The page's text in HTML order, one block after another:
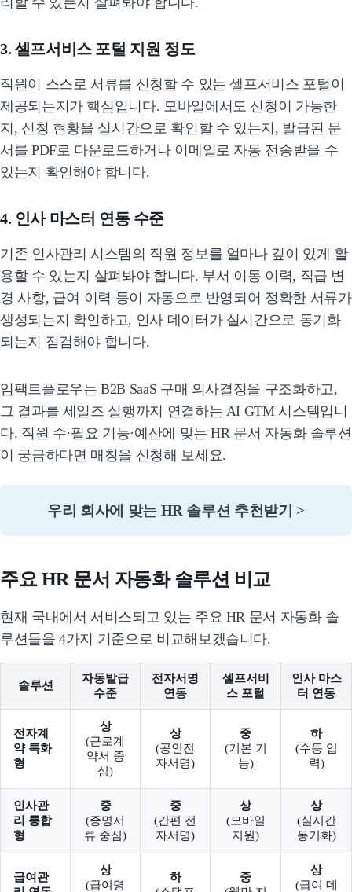
3. 셀프서비스 포털 지원 정도
직원이 스스로 서류를 신청할 수 있는 셀프서비스 포털이
제공되는지가 핵심입니다. 모바일에서도 신청이 가능한
지, 신청 현황을 실시간으로 확인할 수 있는지, 발급된 문
서를 PDF로 다운로드하거나 이메일로 자동 전송받을 수
있는지 확인해야 합니다.
4. 인사 마스터 연동 수준
기존 인사관리 시스템의 직원 정보를 얼마나 깊이 있게 활
용할 수 있는지 살펴봐야 합니다. 부서 이동 이력, 직급 변
경 사항, 급여 이력 등이 자동으로 반영되어 정확한 서류가
생성되는지 확인하고, 인사 데이터가 실시간으로 동기화
되는지 점검해야 합니다.
임팩트플로우는 B2B SaaS 구매 의사결정을 구조화하고,
그 결과를 세일즈 실행까지 연결하는 AI GTM 시스템입니
다. 직원 수·필요 기능·예산에 맞는 HR 문서 자동화 솔루션
이 궁금하다면 매칭을 신청해 보세요.
우리 회사에 맞는 HR 솔루션 추천받기 >
주요 HR 문서 자동화 솔루션 비교
현재 국내에서 서비스되고 있는 주요 HR 문서 자동화 솔
루션들을 4가지 기준으로 비교해보겠습니다.
솔루션
자동발급
수준
전자서명
연동
셀프서비
스 포털
인사 마스
터 연동
전자계
약 특화
형
상
(근로계
약서 중
심)
상
(공인전
자서명)
중
(기본 기
능)
하
(수동 입
력)
인사관
리 통합
형
중
(증명서
류 중심)
중
(간편 전
자서명)
상
(모바일
지원)
상
(실시간
동기화)
급여관
상
(급여명
하
중
상
(급여 데